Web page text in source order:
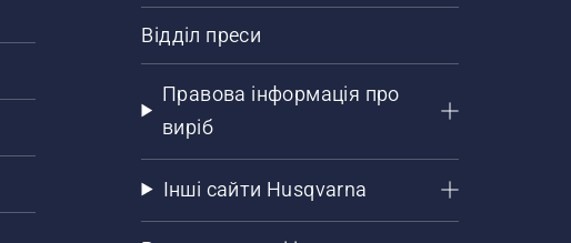
Відділ преси
Правова інформація про
виріб
Інші сайти Husqvarna